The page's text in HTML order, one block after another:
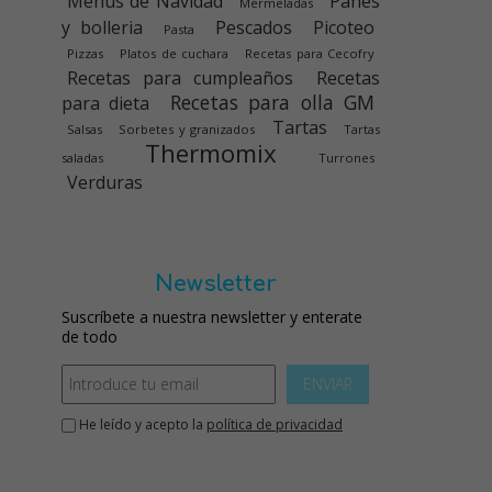
y bolleria
Pasta Pescados Picoteo
Pizzas Platos de cuchara Recetas para Cecofry
Recetas para cumpleaños
Recetas
para dieta
Recetas para olla GM
Salsas Sorbetes y granizados Tartas
Tartas
saladas
Thermomix Turrones
Verduras
Newsletter
Suscríbete a nuestra newsletter y enterate
de todo
ENVIAR
He leído y acepto la política de privacidad